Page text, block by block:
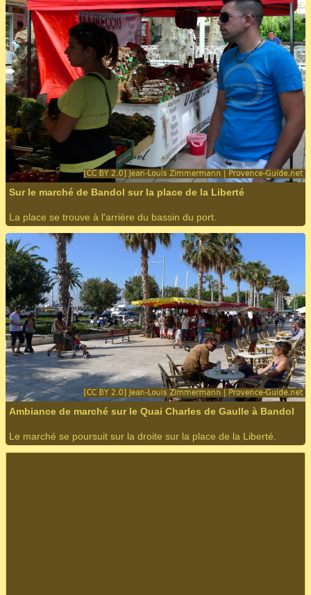
Sur le marché de Bandol sur la place de la Liberté
La place se trouve à l'arrière du bassin du port.
Ambiance de marché sur le Quai Charles de Gaulle à Bandol
Le marché se poursuit sur la droite sur la place de la Liberté.